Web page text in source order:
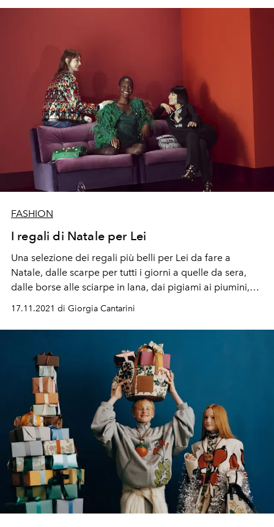
FASHION
I regali di Natale per Lei
Una selezione dei regali più belli per Lei da fare a
Natale, dalle scarpe per tutti i giorni a quelle da sera,
dalle borse alle sciarpe in lana, dai pigiami ai piumini,
dai gioielli ai cappelli, una guida ai gifts perfetti per
17.11.2021 di Giorgia Cantarini